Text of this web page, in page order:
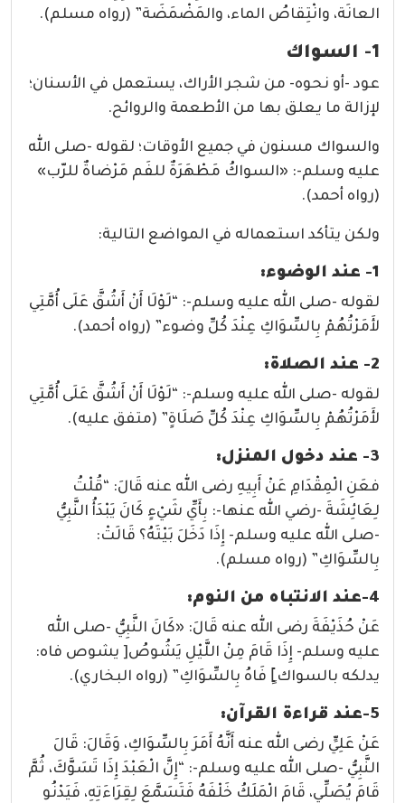
العانَة، وانْتِقاصُ الماء، والمَضْمَضَة” (رواه مسلم).
1- السواك
عود -أو نحوه- من شجر الأراك، يستعمل في الأسنان؛
لإزالة ما يعلق بها من الأطعمة والروائح.
والسواك مسنون في جميع الأوقات؛ لقوله -صلى الله
عليه وسلم-: «السواكُ مَطْهَرَةٌ للفَم مَرْضاةٌ للرّب»
(رواه أحمد).
ولكن يتأكد استعماله في المواضع التالية:
1- عند الوضوء:
لقوله -صلى الله عليه وسلم-: “لَوْلَا أَنْ أَشُقَّ عَلَى أُمَّتِي
لأَمَرْتُهُمْ بِالسِّوَاكِ عِنْدَ كُلِّ وضوء” (رواه أحمد).
2- عند الصلاة:
لقوله -صلى الله عليه وسلم-: “لَوْلَا أَنْ أَشُقَّ عَلَى أُمَّتِي
لأَمَرْتُهُمْ بِالسِّوَاكِ عِنْدَ كُلِّ صَلَاةٍ” (متفق عليه).
3- عند دخول المنزل:
فعَنِ الْمِقْدَامِ عَنْ أَبِيهِ رضى الله عنه قَالَ: “قُلْتُ
لِعَائِشَةَ -رضي الله عنها-: بِأَيِّ شَيْءٍ كَانَ يَبْدَأُ النَّبِيُّ
-صلى الله عليه وسلم- إِذَا دَخَلَ بَيْتَهُ؟ قَالَتْ:
بِالسِّوَاكِ” (رواه مسلم).
4-عند الانتباه من النوم:
عَنْ حُذَيْفَةَ رضى الله عنه قَالَ: «كَانَ النَّبِيُّ -صلى الله
عليه وسلم- إِذَا قَامَ مِنْ اللَّيْلِ يَشُوصُ[ يشوص فاه:
يدلكه بالسواك]ٍ فَاهُ بِالسِّوَاكِ” (رواه البخاري).
5-عند قراءة القرآن:
عَنْ عَلِيٍّ رضى الله عنه أَنَّهُ أَمَرَ بِالسِّوَاكِ، وَقَالَ: قَالَ
النَّبِيُّ -صلى الله عليه وسلم-: “إِنَّ الْعَبْدَ إِذَا تَسَوَّكَ، ثُمَّ
قَامَ يُصَلِّي، قَامَ الْمَلَكُ خَلْفَهُ فَتَسَمَّعَ لِقِرَاءَتِهِ، فَيَدْنُو